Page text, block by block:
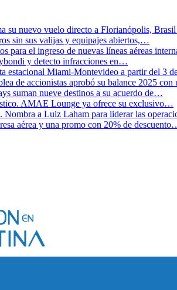
su nuevo vuelo directo a Florianópolis,
sin sus valijas y equipajes abiertos,…
para el ingreso de nuevas líneas aéreas
y detecto infracciones en…
estacional Miami-Montevideo a partir del 3
de accionistas aprobó su balance 2025
suman nueve destinos a su acuerdo de…
AMAE Lounge ya ofrece su exclusivo…
Nombra a Luiz Laham para liderar las
aérea y una promo con 20% de